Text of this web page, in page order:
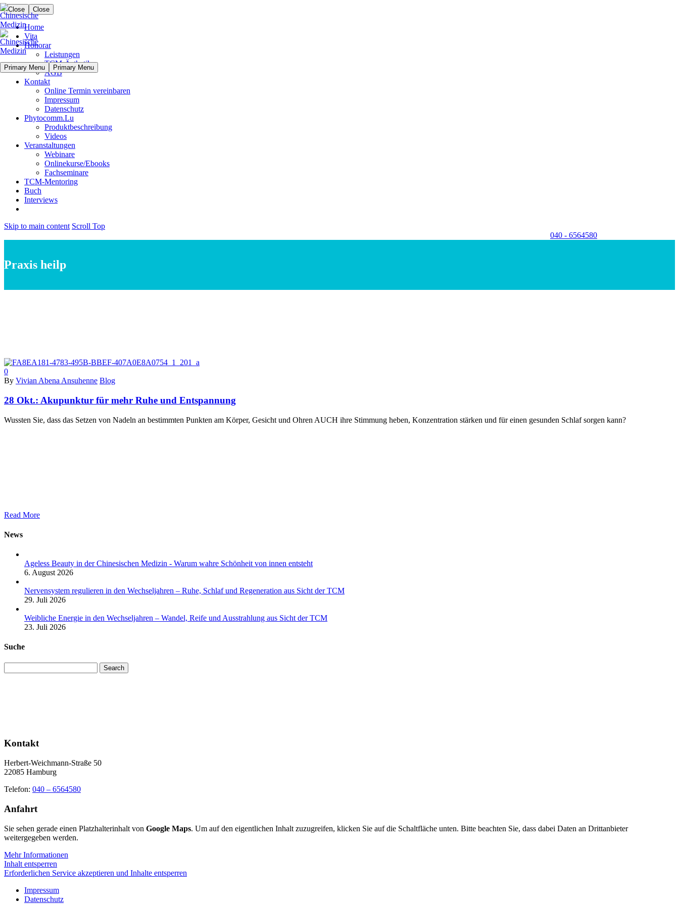
Close Close
Home
Vita
Honorar
Leistungen
TCM-Ästhetik
AGB
Kontakt
Online Termin vereinbaren
Impressum
Datenschutz
Phytocomm.Lu
Produktbeschreibung
Videos
Veranstaltungen
Webinare
Onlinekurse/Ebooks
Fachseminare
TCM-Mentoring
Buch
Interviews
Skip to main content Scroll Top
040 - 6564580
Primary Menu Primary Menu
Praxis heilp
0
By Vivian Abena Ansuhenne Blog
28 Okt.: Akupunktur für mehr Ruhe und Entspannung
Wussten Sie, dass das Setzen von Nadeln an bestimmten Punkten am Körper, Gesicht und Ohren AUCH ihre Stimmung heben, Konzentration stärken und für einen gesunden Schlaf sorgen kann?
Read More
News
Ageless Beauty in der Chinesischen Medizin - Warum wahre Schönheit von innen entsteht
6. August 2026
Nervensystem regulieren in den Wechseljahren – Ruhe, Schlaf und Regeneration aus Sicht der TCM
29. Juli 2026
Weibliche Energie in den Wechseljahren – Wandel, Reife und Ausstrahlung aus Sicht der TCM
23. Juli 2026
Suche
Search
Kontakt
Herbert-Weichmann-Straße 50
22085 Hamburg
Telefon: 040 – 6564580
Anfahrt
Sie sehen gerade einen Platzhalterinhalt von Google Maps. Um auf den eigentlichen Inhalt zuzugreifen, klicken Sie auf die Schaltfläche unten. Bitte beachten Sie, dass dabei Daten an Drittanbieter
weitergegeben werden.
Mehr Informationen
Inhalt entsperren
Erforderlichen Service akzeptieren und Inhalte entsperren
Impressum
Datenschutz